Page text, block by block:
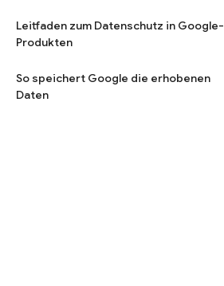
Leitfaden zum Datenschutz in Google-
Produkten
So speichert Google die erhobenen
Daten